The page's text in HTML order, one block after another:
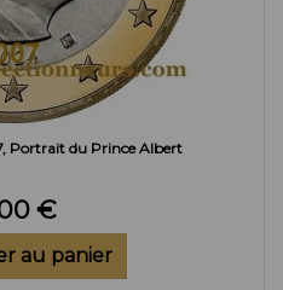
Portrait du Prince Albert
€
au panier